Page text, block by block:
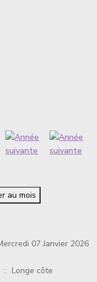
au mois
07 Janvier 2026
:: Longe côte